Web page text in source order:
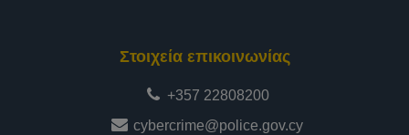
Στοιχεία επικοινωνίας
+357 22808200
cybercrime@police.gov.cy